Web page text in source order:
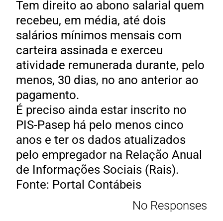
Tem direito ao abono salarial quem
recebeu, em média, até dois
salários mínimos mensais com
carteira assinada e exerceu
atividade remunerada durante, pelo
menos, 30 dias, no ano anterior ao
pagamento.
É preciso ainda estar inscrito no
PIS-Pasep há pelo menos cinco
anos e ter os dados atualizados
pelo empregador na Relação Anual
de Informações Sociais (Rais).
Fonte: Portal Contábeis
No Responses